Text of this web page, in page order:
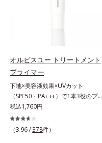
板状粉体が光を反射して、すっぴん
肌のようなナチュラルなツヤ感を演
出します。また、皮脂を吸着する
「あぶらとりパウダー(*3)」を配合
し、くずれ＆テカリを防いでサラサ
ラ肌が長時間続きます。パウダータ
イプながら、SPF50+・PA++++。パ
ウダーならではの軽いつけごこち
で、日焼け止めが苦手な方にもおす
オルビスユー トリートメント
プライマー
下地×美容液効果×UVカット
（SPF50・PA+++）で1本3役のプラ
イマー。凹凸をつるんとなめらかに
(*1)整え、化粧ノリUPの高機能化粧
下地。“塗るたび高まる、素肌の美
税込1,760円
（3.96 /378件）